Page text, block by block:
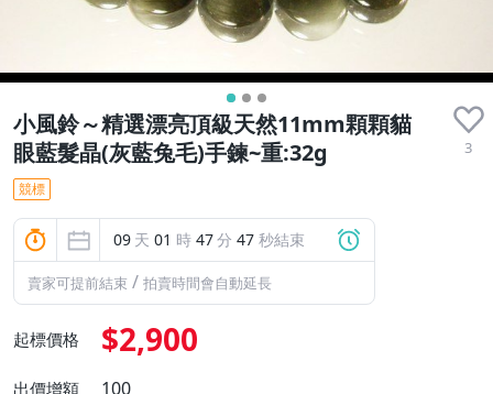
小風鈴～精選漂亮頂級天然11mm顆顆貓
眼藍髮晶(灰藍兔毛)手鍊~重:32g
3
競標
09 天 01 時 47分 46 秒結束
賣家可提前結束 / 拍賣時間會自動延長
起標價格 $2,900
出價增額 100